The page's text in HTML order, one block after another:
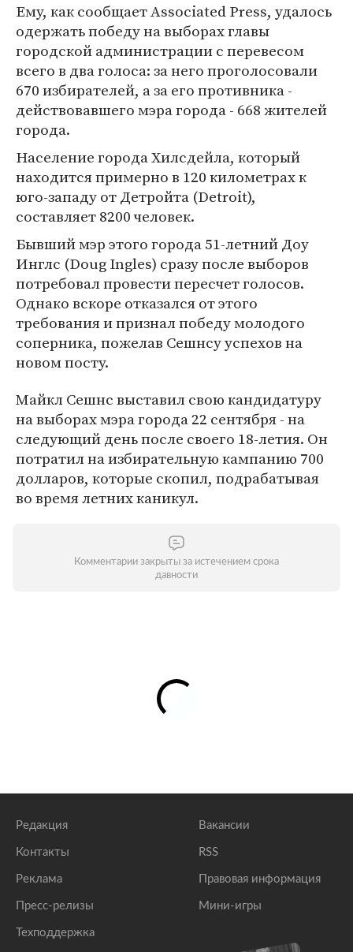
Ему, как сообщает Associated Press, удалось
одержать победу на выборах главы
городской администрации с перевесом
всего в два голоса: за него проголосовали
670 избирателей, а за его противника -
действовавшего мэра города - 668 жителей
города.
Население города Хилсдейла, который
находится примерно в 120 километрах к
юго-западу от Детройта (Detroit),
составляет 8200 человек.
Бывший мэр этого города 51-летний Доу
Инглс (Doug Ingles) сразу после выборов
потребовал провести пересчет голосов.
Однако вскоре отказался от этого
требования и признал победу молодого
соперника, пожелав Сешнсу успехов на
новом посту.
Майкл Сешнс выставил свою кандидатуру
на выборах мэра города 22 сентября - на
следующий день после своего 18-летия. Он
потратил на избирательную кампанию 700
долларов, которые скопил, подрабатывая
во время летних каникул.
Комментарии закрыты за истечением срока
давности
Редакция
Контакты
Реклама
Пресс-релизы
Техподдержка
Вакансии
RSS
Правовая информация
Мини-игры